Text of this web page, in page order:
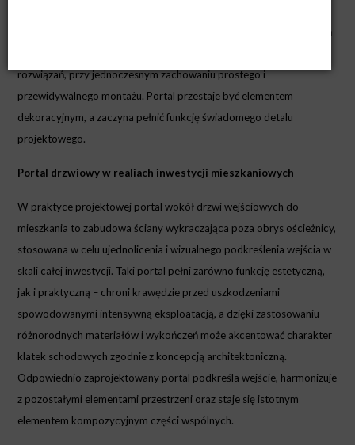
różne materiały wykończeniowe oraz możliwość integracji oznaczeń
rozwiązań, przy jednoczesnym zachowaniu prostego i
przewidywalnego montażu. Portal przestaje być elementem
dekoracyjnym, a zaczyna pełnić funkcję świadomego detalu
projektowego.
Portal drzwiowy w realiach inwestycji mieszkaniowych
W praktyce projektowej portal wokół drzwi wejściowych do
mieszkania to zabudowa ściany wykraczająca poza obrys ościeżnicy,
stosowana w celu ujednolicenia i wizualnego podkreślenia wejścia w
skali całej inwestycji. Taki portal pełni zarówno funkcję estetyczną,
jak i praktyczną – chroni krawędzie przed uszkodzeniami
spowodowanymi intensywną eksploatacją, a dzięki zastosowaniu
różnorodnych materiałów i wykończeń może akcentować charakter
klatek schodowych zgodnie z koncepcją architektoniczną.
Odpowiednio zaprojektowany portal podkreśla wejście, harmonizuje
z pozostałymi elementami przestrzeni oraz staje się istotnym
elementem kompozycyjnym części wspólnych.